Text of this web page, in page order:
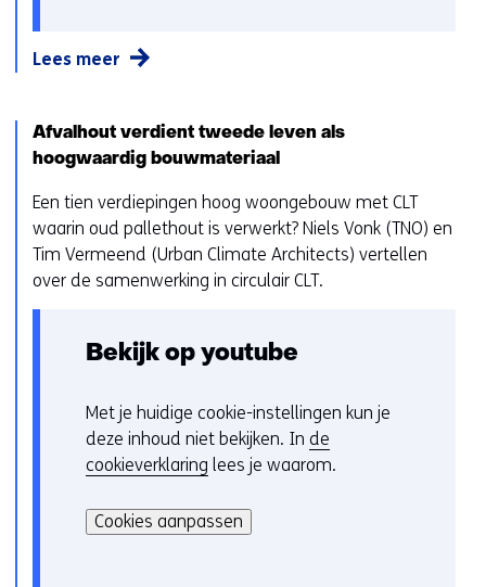
e
p
d
z
e
w
e
s
i
e
w
o
d
o
e
u
w
j
z
g
a
e
t
e
b
r
u
k
n
c
o
Lees meer
Afvalhout verdient tweede leven als
hoogwaardig bouwmateriaal
Een tien verdiepingen hoog woongebouw met CLT
waarin oud pallethout is verwerkt? Niels Vonk (TNO) en
Tim Vermeend (Urban Climate Architects) vertellen
over de samenwerking in circulair CLT.
Bekijk op youtube
C
o
o
i
Met je huidige cookie-instellingen kun je
deze inhoud niet bekijken. In de
cookieverklaring lees je waarom.
i
e
Cookies aanpassen